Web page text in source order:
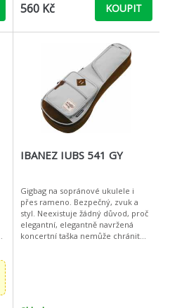
560 Kč KOUPIT
IBANEZ IUBS 541 GY
Gigbag na sopránové ukulele i
přes rameno. Bezpečný, zvuk a
styl. Neexistuje žádný důvod, proč
elegantní, elegantně navržená
koncertní taška nemůže chránit